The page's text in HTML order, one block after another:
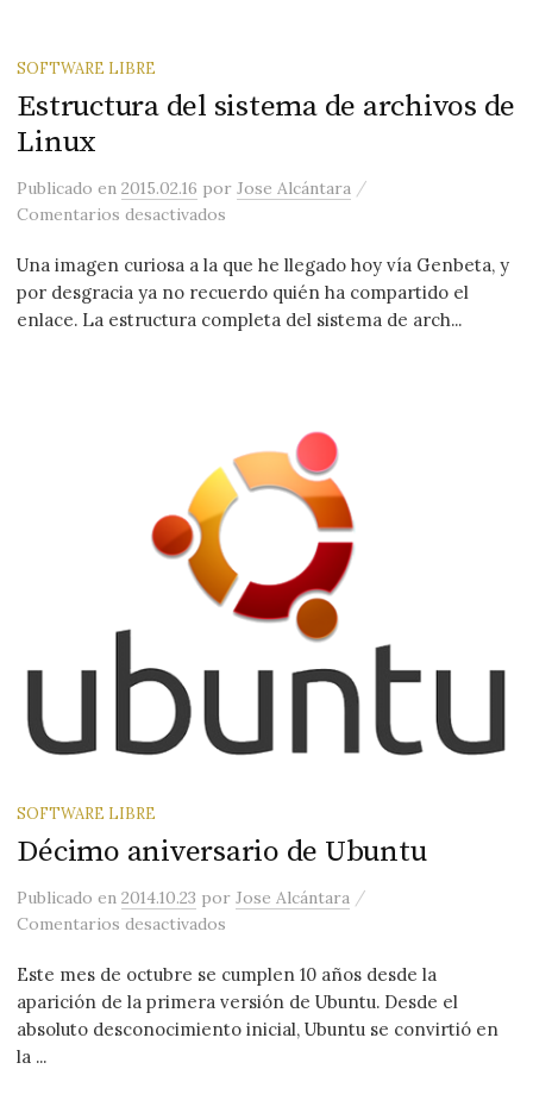
SOFTWARE LIBRE
Estructura del sistema de archivos de
Linux
Publicadoen2015.02.16 porJose Alcántara /
Comentarios desactivados
Una imagen curiosa a la que he llegado hoy vía Genbeta, y
por desgracia ya no recuerdo quién ha compartido el
enlace. La estructura completa del sistema de arch...
SOFTWARE LIBRE
Décimo aniversario de Ubuntu
Publicadoen2014.10.23 porJose Alcántara /
Comentarios desactivados
Este mes de octubre se cumplen 10 años desde la
aparición de la primera versión de Ubuntu. Desde el
absoluto desconocimiento inicial, Ubuntu se convirtió en
la ...